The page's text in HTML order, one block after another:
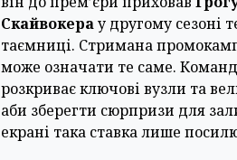
Скайвокерау другому сезоні
таємниці. Стримана
може означати те саме.
розкриває ключові вузли та
аби зберегти сюрпризи для
екрані така ставка лише